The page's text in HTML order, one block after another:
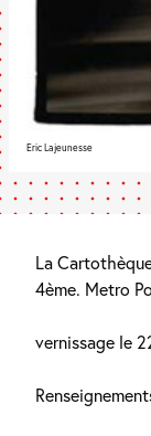
Eric Lajeunesse
La
4ème. Metro
vernissage le